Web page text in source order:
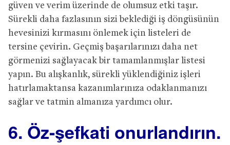
güven ve verim üzerinde de olumsuz etki taşır.
Sürekli daha fazlasının sizi beklediği iş döngüsünün
hevesinizi kırmasını önlemek için listeleri de
tersine çevirin. Geçmiş başarılarınızı daha net
görmenizi sağlayacak bir tamamlanmışlar listesi
yapın. Bu alışkanlık, sürekli yüklendiğiniz işleri
hatırlamaktansa kazanımlarınıza odaklanmanızı
sağlar ve tatmin almanıza yardımcı olur.
6. Öz-şefkati onurlandırın.